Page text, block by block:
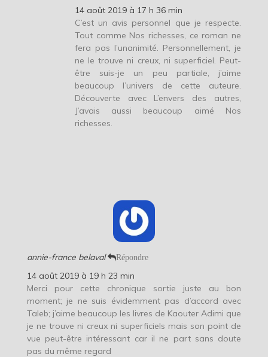
14 août 2019 à 17 h 36 min
C’est un avis personnel que je respecte.
Tout comme Nos richesses, ce roman ne
fera pas l’unanimité. Personnellement, je
ne le trouve ni creux, ni superficiel. Peut-
être suis-je un peu partiale, j’aime
beaucoup l’univers de cette auteure.
Découverte avec L’envers des autres,
J’avais aussi beaucoup aimé Nos
richesses.
annie-france belaval Répondre
14 août 2019 à 19 h 23 min
Merci pour cette chronique sortie juste au bon
moment; je ne suis évidemment pas d’accord avec
Taleb; j’aime beaucoup les livres de Kaouter Adimi que
je ne trouve ni creux ni superficiels mais son point de
vue peut-être intéressant car il ne part sans doute
pas du même regard